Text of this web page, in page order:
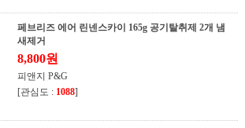
페브리즈 에어 린넨스카이 165g 공기탈취제 2개 냄
새제거
8,800원
피앤지 P&G
[관심도 : 1088]